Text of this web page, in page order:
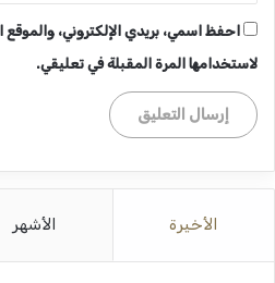
احفظ اسمي، بريدي الإلكتروني،
لاستخدامها المرة المقبلة في تعليقي.
الأخيرة الأشهر